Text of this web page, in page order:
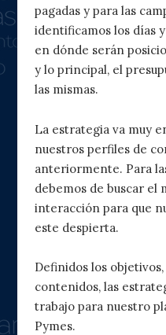
pagadas y para las
identificamos los días
en dónde serán
y lo principal, el
las mismas.
La estrategia va muy
nuestros perfiles de
anteriormente. Para
debemos de buscar el
interacción para que
este despierta.
Definidos los
contenidos, las
trabajo para nuestro
Pymes.